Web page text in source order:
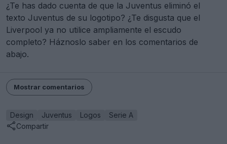
¿Te has dado cuenta de que la Juventus eliminó el
texto Juventus de su logotipo? ¿Te disgusta que el
Liverpool ya no utilice ampliamente el escudo
completo? Háznoslo saber en los comentarios de
abajo.
Mostrar comentarios
Design Juventus Logos
Serie A
Compartir